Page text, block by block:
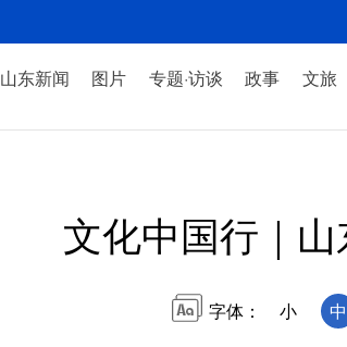
山东新闻 图片 专题·访谈 政事 文旅
文化中国行｜
字体： 小 中